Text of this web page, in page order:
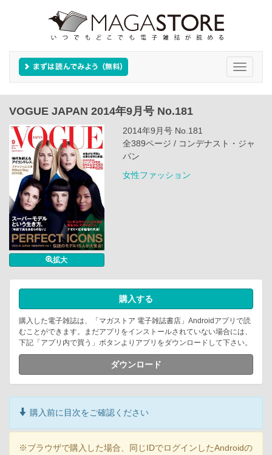
Toggle
VOGUE JAPAN 2014年9月号 No.181
拡大
2014年9月号 No.181
全389ページ / コンデナスト・ジャ
パン
女性ファッション
購入する
購入した電子雑誌は、「マガストア 電子雑誌書店」Androidアプリで読
むことができます。まだアプリをインストールされていない場合には、
下記「アプリ内で買う」ボタンよりアプリをダウンロードして下さい。
ダウンロード
購入前に目次をご確認ください
※ブラウザで購入した場合、同じIDでログインしたAndroidの